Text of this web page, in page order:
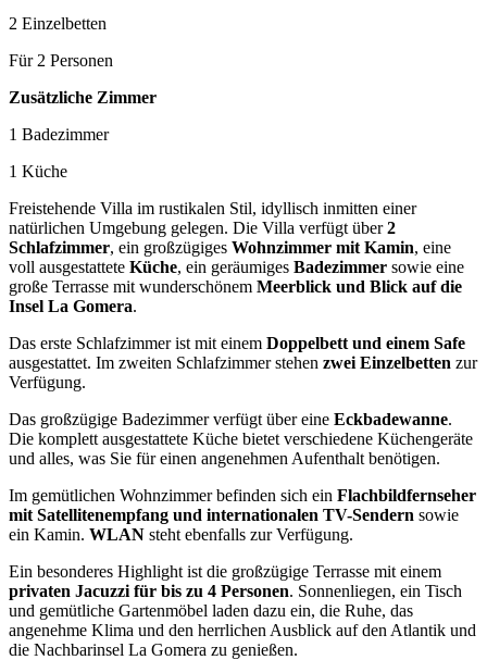
2 Einzelbetten
Für 2 Personen
Zusätzliche Zimmer
1 Badezimmer
1 Küche
Freistehende Villa im rustikalen Stil, idyllisch inmitten einer
natürlichen Umgebung gelegen. Die Villa verfügt über2
Schlafzimmer, ein großzügiges Wohnzimmer mit Kamin, eine
voll ausgestattete Küche, ein geräumiges Badezimmer sowie eine
große Terrasse mit wunderschönem Meerblick und Blick auf die
Insel La Gomera.
Das erste Schlafzimmer ist mit einem Doppelbett und einem Safe
ausgestattet. Im zweiten Schlafzimmer stehen zwei Einzelbetten zur
Verfügung.
Das großzügige Badezimmer verfügt über eine Eckbadewanne.
Die komplett ausgestattete Küche bietet verschiedene Küchengeräte
und alles, was Sie für einen angenehmen Aufenthalt benötigen.
Im gemütlichen Wohnzimmer befinden sich ein Flachbildfernseher
mit Satellitenempfang und internationalen TV-Sendern sowie
ein Kamin. WLAN steht ebenfalls zur Verfügung.
Ein besonderes Highlight ist die großzügige Terrasse mit einem
privaten Jacuzzi für bis zu 4 Personen. Sonnenliegen, ein Tisch
und gemütliche Gartenmöbel laden dazu ein, die Ruhe, das
angenehme Klima und den herrlichen Ausblick auf den Atlantik und
die Nachbarinsel La Gomera zu genießen.